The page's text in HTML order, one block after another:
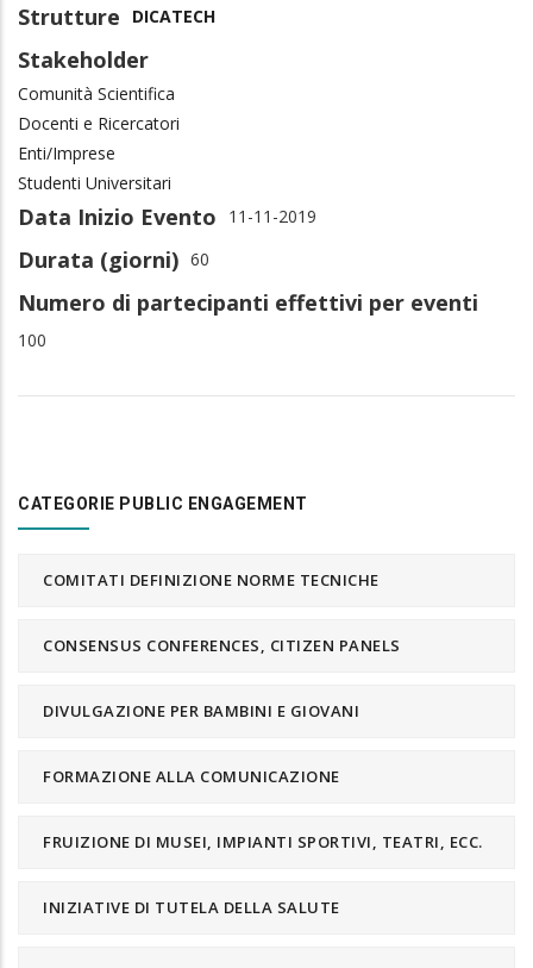
Strutture DICATECH
Stakeholder
Comunità Scientifica
Docenti e Ricercatori
Enti/Imprese
Studenti Universitari
Data Inizio Evento 11-11-2019
Durata (giorni) 60
Numero di partecipanti effettivi per eventi
100
CATEGORIE PUBLIC ENGAGEMENT
COMITATI DEFINIZIONE NORME TECNICHE
CONSENSUS CONFERENCES, CITIZEN PANELS
DIVULGAZIONE PER BAMBINI E GIOVANI
FORMAZIONE ALLA COMUNICAZIONE
FRUIZIONE DI MUSEI, IMPIANTI SPORTIVI, TEATRI, ECC.
INIZIATIVE DI TUTELA DELLA SALUTE